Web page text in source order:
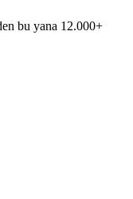
bu yana 12.000+